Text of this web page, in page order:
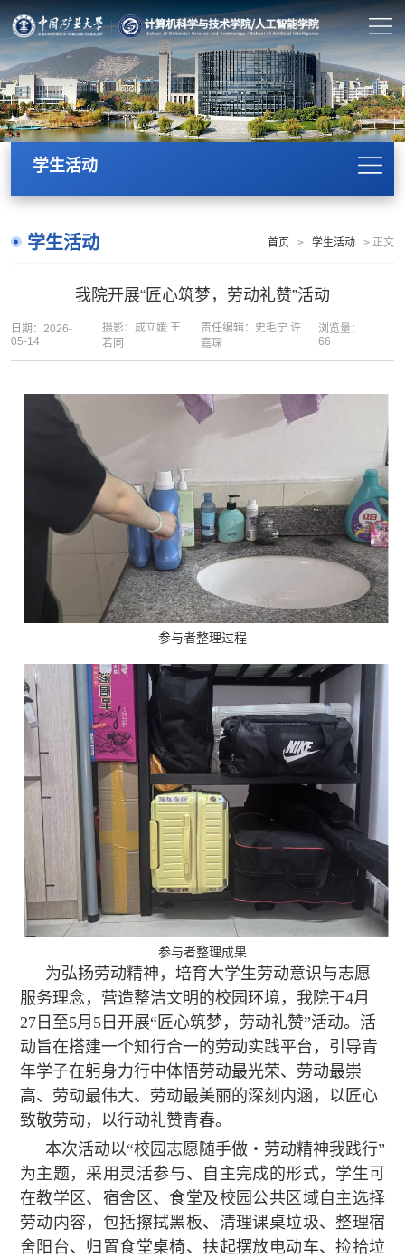
学生活动
学生活动 首页 > 学生活动 >正文
我院开展“匠心筑梦，劳动礼赞”活动
日期：2026-
05-14
摄影：成立媛 王
若同
责任编辑：史毛宁 许
嘉琛
浏览量：
66
参与者整理过程
参与者整理成果
为弘扬劳动精神，培育大学生劳动意识与志愿
服务理念，营造整洁文明的校园环境，我院于4月
27日至5月5日开展“匠心筑梦，劳动礼赞”活动。活
动旨在搭建一个知行合一的劳动实践平台，引导青
年学子在躬身力行中体悟劳动最光荣、劳动最崇
高、劳动最伟大、劳动最美丽的深刻内涵，以匠心
致敬劳动，以行动礼赞青春。
本次活动以“校园志愿随手做 ・ 劳动精神我践行”
为主题，采用灵活参与、自主完成的形式，学生可
在教学区、宿舍区、食堂及校园公共区域自主选择
劳动内容，包括擦拭黑板、清理课桌垃圾、整理宿
舍阳台、归置食堂桌椅、扶起摆放电动车、捡拾垃